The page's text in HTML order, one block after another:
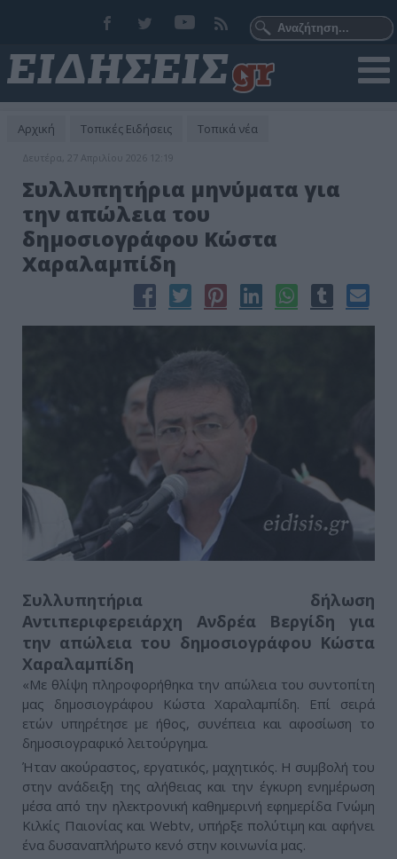
Αρχική Τοπικές Ειδήσεις Τοπικά νέα
Δευτέρα, 27 Απριλίου 2026 12:19
Συλλυπητήρια μηνύματα για
την απώλεια του
δημοσιογράφου Κώστα
Χαραλαμπίδη
Συλλυπητήρια δήλωση
Αντιπεριφερειάρχη Ανδρέα Βεργίδη για
την απώλεια του δημοσιογράφου Κώστα
Χαραλαμπίδη
«Με θλίψη πληροφορήθηκα την απώλεια του συντοπίτη
μας δημοσιογράφου Κώστα Χαραλαμπίδη. Επί σειρά
ετών υπηρέτησε με ήθος, συνέπεια και αφοσίωση το
δημοσιογραφικό λειτούργημα.
Ήταν ακούραστος, εργατικός, μαχητικός. Η συμβολή του
στην ανάδειξη της αλήθειας και την έγκυρη ενημέρωση
μέσα από την ηλεκτρονική καθημερινή εφημερίδα Γνώμη
Κιλκίς Παιονίας και Webtv, υπήρξε πολύτιμη και αφήνει
ένα δυσαναπλήρωτο κενό στην κοινωνία μας.